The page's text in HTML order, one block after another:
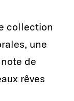
collection
une
de
rêves